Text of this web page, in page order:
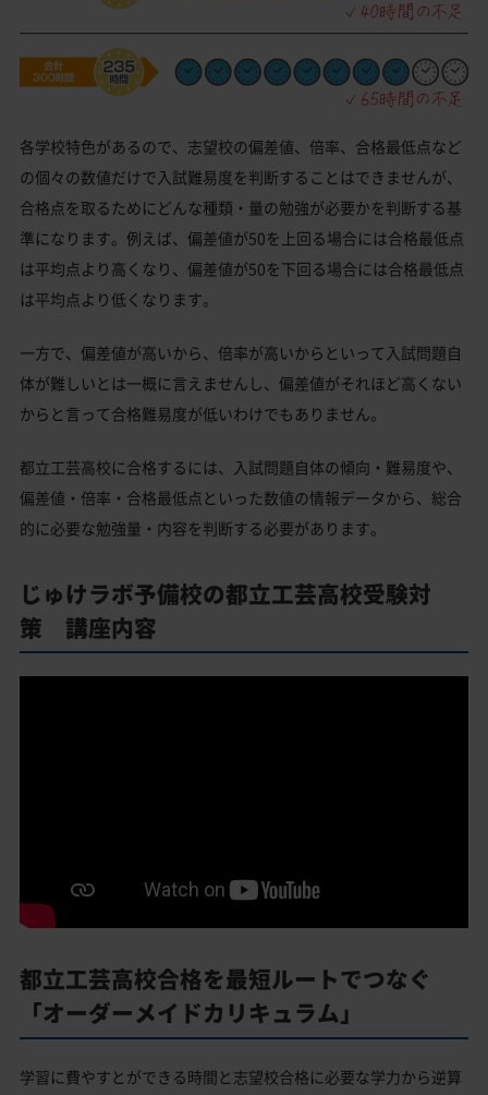
各学校特色があるので、志望校の偏差値、倍率、合格最低点など
の個々の数値だけで入試難易度を判断することはできませんが、
合格点を取るためにどんな種類・量の勉強が必要かを判断する基
準になります。例えば、偏差値が50を上回る場合には合格最低点
は平均点より高くなり、偏差値が50を下回る場合には合格最低点
は平均点より低くなります。
一方で、偏差値が高いから、倍率が高いからといって入試問題自
体が難しいとは一概に言えませんし、偏差値がそれほど高くない
からと言って合格難易度が低いわけでもありません。
都立工芸高校に合格するには、入試問題自体の傾向・難易度や、
偏差値・倍率・合格最低点といった数値の情報データから、総合
的に必要な勉強量・内容を判断する必要があります。
じゅけラボ予備校の都立工芸高校受験対
策 講座内容
都立工芸高校合格を最短ルートでつなぐ
「オーダーメイドカリキュラム」
学習に費やすとができる時間と志望校合格に必要な学力から逆算